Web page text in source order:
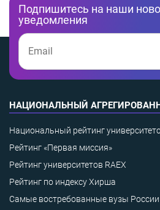
Подпишитесь на наши
уведомления
НАЦИОНАЛЬНЫЙ
Национальный рейтинг
Рейтинг «Первая миссия»
Рейтинг университетов RAEX
Рейтинг по индексу Хирша
Самые востребованные вузы России